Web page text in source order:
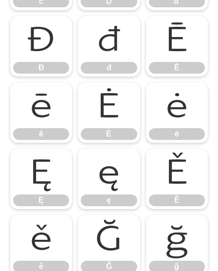
Đ
Đ
đ
đ
Ē
Ē
ē
ē
Ė
Ė
ė
ė
Ę
Ę
ę
ę
Ě
Ě
ě
ě
Ğ
Ğ
ğ
ğ